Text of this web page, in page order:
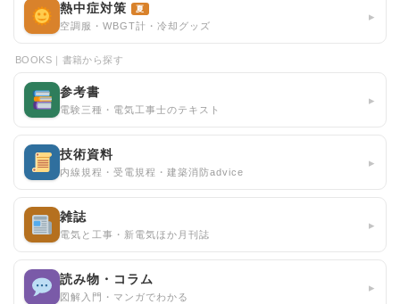
熱中症対策 夏
空調服・WBGT計・冷却グッズ
▸
BOOKS｜書籍から探す
参考書
電験三種・電気工事士のテキスト
▸
技術資料
内線規程・受電規程・建築消防advice
▸
雑誌
電気と工事・新電気ほか月刊誌
▸
読み物・コラム
図解入門・マンガでわかる
▸